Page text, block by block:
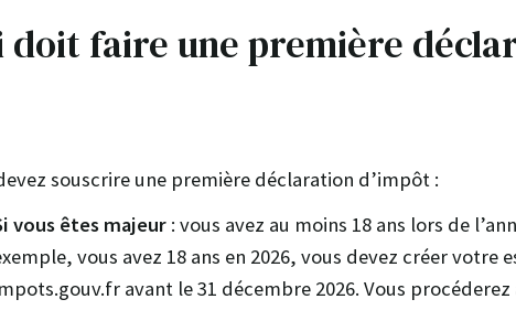
doit faire une première
souscrire une première déclaration d’impôt :
vous êtes majeur : vous avez au moins 18 ans lors de
vous avez 18 ans en 2026, vous devez créer votre
avant le 31 décembre 2026. Vous